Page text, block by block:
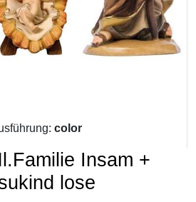
color
Insam +
lose